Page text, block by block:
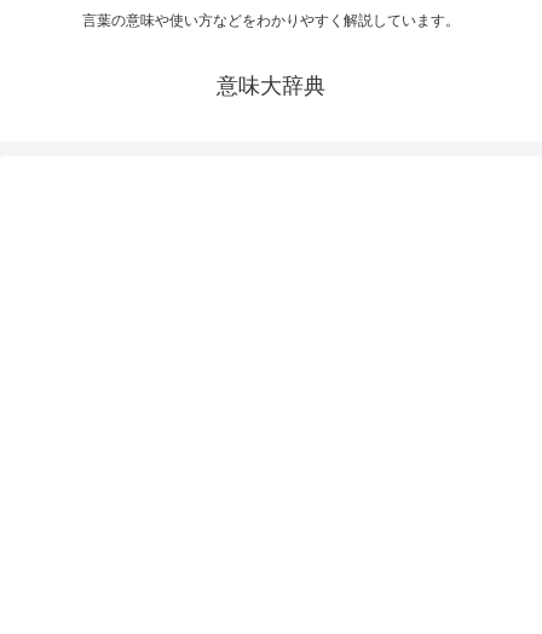
言葉の意味や使い方などをわかりやすく解説しています。
意味大辞典